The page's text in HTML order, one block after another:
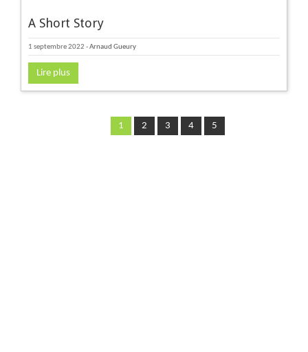
A Short Story
1 septembre 2022 -Arnaud Gueury
Lire plus
1 2 3 4 5